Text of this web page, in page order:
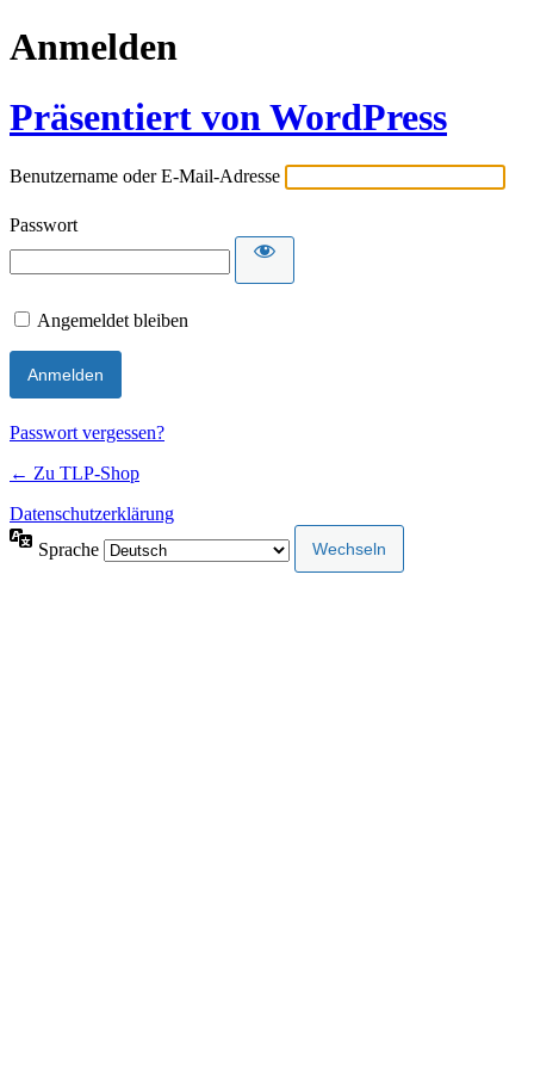
Anmelden
Präsentiert von WordPress
Benutzername oder E-Mail-Adresse
Passwort
Angemeldet bleiben
Passwort vergessen?
← Zu TLP-Shop
Datenschutzerklärung
Sprache